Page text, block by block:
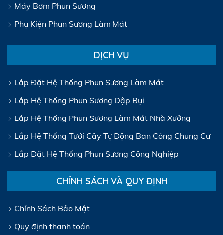
Máy Bơm Phun Sương
Phụ Kiện Phun Sương Làm Mát
DỊCH VỤ
Lắp Đặt Hệ Thống Phun Sương Làm Mát
Lắp Hệ Thống Phun Sương Dập Bụi
Lắp Hệ Thống Phun Sương Làm Mát Nhà Xưởng
Lắp Hệ Thống Tưới Cây Tự Động Ban Công Chung Cư
Lắp Đặt Hệ Thống Phun Sương Công Nghiệp
CHÍNH SÁCH VÀ QUY ĐỊNH
Chính Sách Bảo Mật
Quy định thanh toán